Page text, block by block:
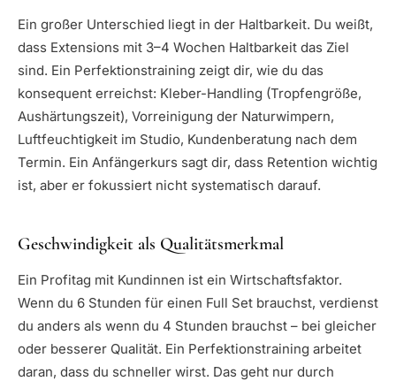
Ein großer Unterschied liegt in der Haltbarkeit. Du weißt,
dass Extensions mit 3–4 Wochen Haltbarkeit das Ziel
sind. Ein Perfektionstraining zeigt dir, wie du das
konsequent erreichst: Kleber-Handling (Tropfengröße,
Aushärtungszeit), Vorreinigung der Naturwimpern,
Luftfeuchtigkeit im Studio, Kundenberatung nach dem
Termin. Ein Anfängerkurs sagt dir, dass Retention wichtig
ist, aber er fokussiert nicht systematisch darauf.
Geschwindigkeit als Qualitätsmerkmal
Ein Profitag mit Kundinnen ist ein Wirtschaftsfaktor.
Wenn du 6 Stunden für einen Full Set brauchst, verdienst
du anders als wenn du 4 Stunden brauchst – bei gleicher
oder besserer Qualität. Ein Perfektionstraining arbeitet
daran, dass du schneller wirst. Das geht nur durch